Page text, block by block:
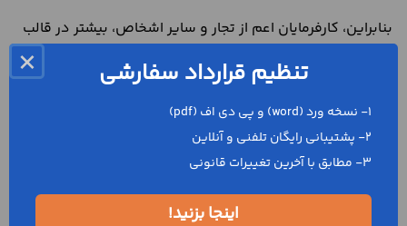
بنابراین، کارفرمایان اعم از تجار و سایر اشخاص، بیشتر در قالب
کارگزاری هستند که شماره گواهینامه کارگزاری نیز برای آن‌ها به
ثبت رسیده است.
اتاق بازرگانی بین المللی
با توجه به توسعه صادرات و واردات کالاهای سبک و سنگین
× تنظیم قرارداد سفارشی
1- نسخه ورد (word) و پی دی اف (pdf)
2- پشتیبانی رایگان تلفنی و آنلاین
3- مطابق با آخرین تغییرات قانونی
اینجا بزنید!